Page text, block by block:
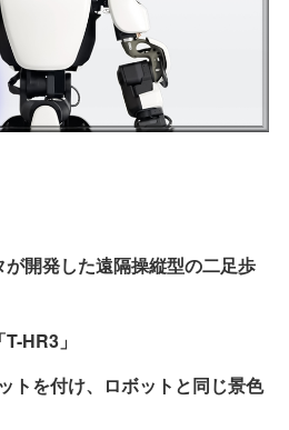
開発した遠隔操縦型の二足歩
HR3」
トを付け、ロボットと同じ景色